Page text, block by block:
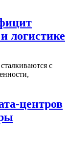
логистике
с
центров